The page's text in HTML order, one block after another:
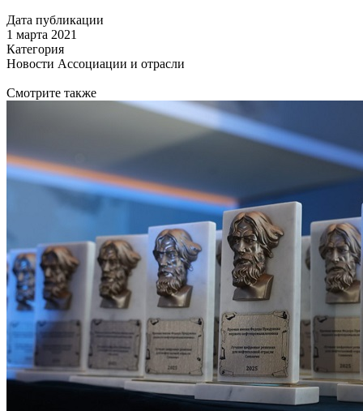
Дата публикации
1 марта 2021
Категория
Новости Ассоциации и отрасли
Смотрите также